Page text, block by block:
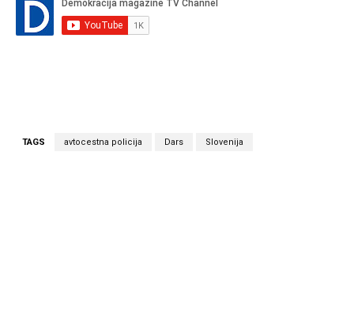
TAGS avtocestna policija Dars Slovenija